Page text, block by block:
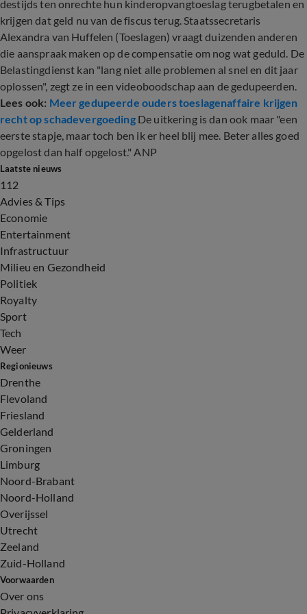
destijds ten onrechte hun kinderopvangtoeslag terugbetalen en
krijgen dat geld nu van de fiscus terug. Staatssecretaris
Alexandra van Huffelen (Toeslagen) vraagt duizenden anderen
die aanspraak maken op de compensatie om nog wat geduld. De
Belastingdienst kan "lang niet alle problemen al snel en dit jaar
oplossen", zegt ze in een videoboodschap aan de gedupeerden.
Lees ook: Meer gedupeerde ouders toeslagenaffaire krijgen
recht op schadevergoedingDe uitkering is dan ook maar "een
eerste stapje, maar toch ben ik er heel blij mee. Beter alles goed
opgelost dan half opgelost." ANP
Laatste nieuws
112
Advies & Tips
Economie
Entertainment
Infrastructuur
Milieu en Gezondheid
Politiek
Royalty
Sport
Tech
Weer
Regionieuws
Drenthe
Flevoland
Friesland
Gelderland
Groningen
Limburg
Noord-Brabant
Noord-Holland
Overijssel
Utrecht
Zeeland
Zuid-Holland
Voorwaarden
Over ons